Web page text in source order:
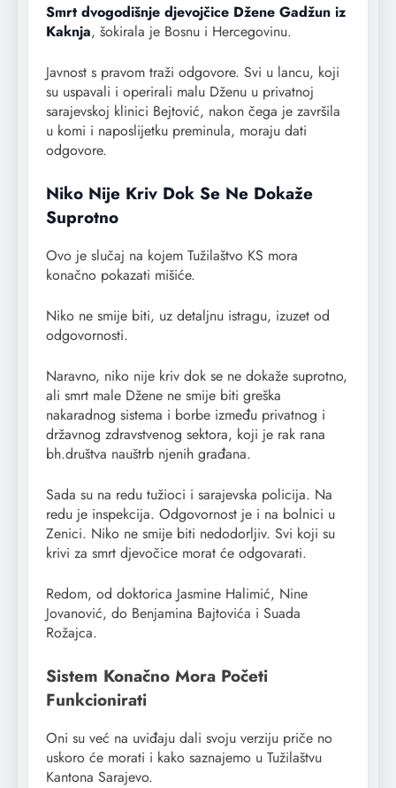
Smrt dvogodišnje djevojčice Džene Gadžun iz
Kaknja, šokirala je Bosnu i Hercegovinu.
Javnost s pravom traži odgovore. Svi u lancu, koji
su uspavali i operirali malu Dženu u privatnoj
sarajevskoj klinici Bejtović, nakon čega je završila
u komi i naposlijetku preminula, moraju dati
odgovore.
Niko Nije Kriv Dok Se Ne Dokaže
Suprotno
Ovo je slučaj na kojem Tužilaštvo KS mora
konačno pokazati mišiće.
Niko ne smije biti, uz detaljnu istragu, izuzet od
odgovornosti.
Naravno, niko nije kriv dok se ne dokaže suprotno,
ali smrt male Džene ne smije biti greška
nakaradnog sistema i borbe između privatnog i
državnog zdravstvenog sektora, koji je rak rana
bh.društva nauštrb njenih građana.
Sada su na redu tužioci i sarajevska policija. Na
redu je inspekcija. Odgovornost je i na bolnici u
Zenici. Niko ne smije biti nedodorljiv. Svi koji su
krivi za smrt djevočice morat će odgovarati.
Redom, od doktorica Jasmine Halimić, Nine
Jovanović, do Benjamina Bajtovića i Suada
Rožajca.
Sistem Konačno Mora Početi
Funkcionirati
Oni su već na uviđaju dali svoju verziju priče no
uskoro će morati i kako saznajemo u Tužilaštvu
Kantona Sarajevo.